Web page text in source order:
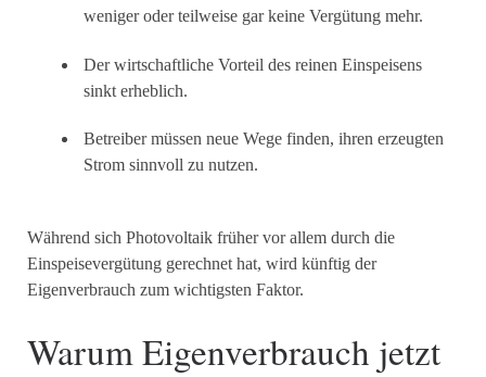
weniger oder teilweise gar keine Vergütung mehr.
Der wirtschaftliche Vorteil des reinen Einspeisens
sinkt erheblich.
Betreiber müssen neue Wege finden, ihren erzeugten
Strom sinnvoll zu nutzen.
Während sich Photovoltaik früher vor allem durch die
Einspeisevergütung gerechnet hat, wird künftig der
Eigenverbrauch zum wichtigsten Faktor.
Warum Eigenverbrauch jetzt